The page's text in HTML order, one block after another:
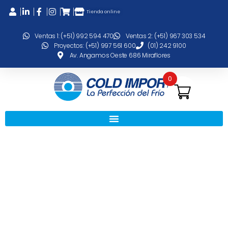
Ventas 1: (+51) 992 594 470
Ventas 2: (+51) 967 303 534
Proyectos: (+51) 997 561 600
(01) 242 9100
Av. Angamos Oeste 686 Miraflores
Tienda online
0